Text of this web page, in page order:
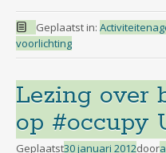
Geplaatst in:
voorlichting
Lezing over
op #occupy
Geplaatst30 januari 2012door